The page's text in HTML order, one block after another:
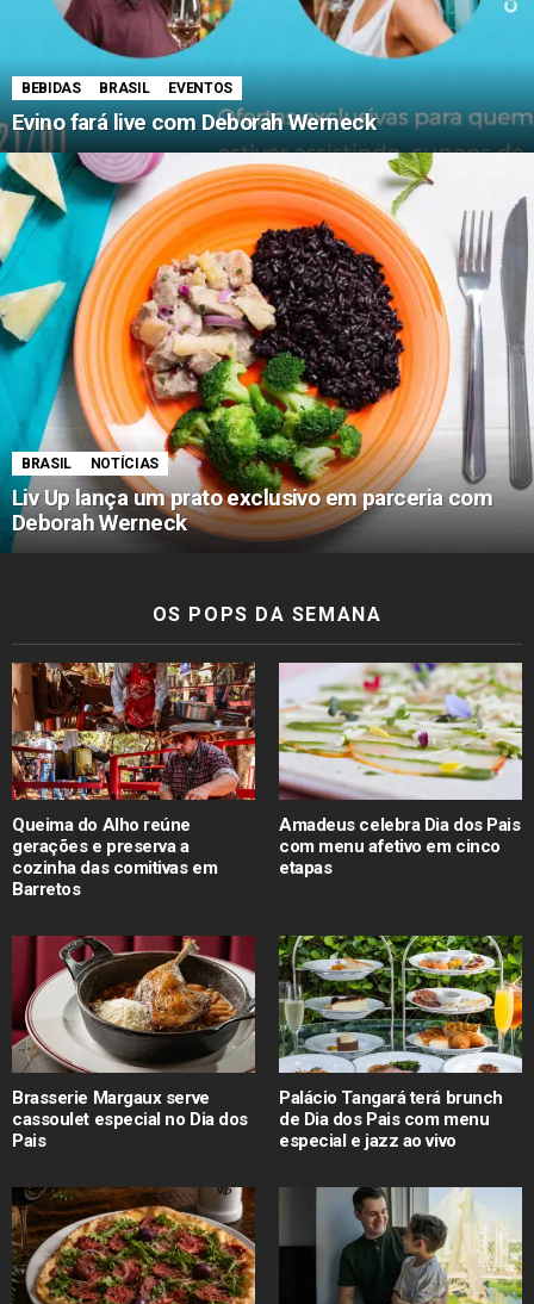
BEBIDAS BRASIL EVENTOS
Evino fará live com Deborah Werneck
BRASIL NOTÍCIAS
Liv Up lança um prato exclusivo em parceria com
Deborah Werneck
OS POPS DA SEMANA
Queima do Alho reúne
gerações e preserva a
cozinha das comitivas em
Barretos
Amadeus celebra Dia dos Pais
com menu afetivo em cinco
etapas
Brasserie Margaux serve
cassoulet especial no Dia dos
Pais
Palácio Tangará terá brunch
de Dia dos Pais com menu
especial e jazz ao vivo